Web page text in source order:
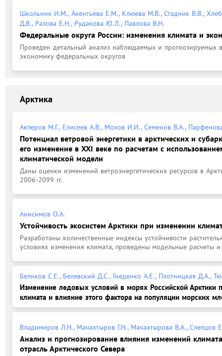
Школьник И.М., Акентьева Е.М., Клюева М.В., Стадник В.В.,
Д.В., Разова Е.Н., Рудакова Ю.Л., Павлова В.Н.
Федеральные округа России: изменения климата и
Проведен детальный анализ наблюдаемых и прогнозируемых
экономику федеральных округов
Арктика
Акперов М.Г., Елисеев А.В., Мохов И.И., Семенов В.А.,
Потенциал ветровой энергетики в арктических и
его изменение в XXI веке по расчетам с
климатической модели
Даны оценки изменений ветроэнергетических ресурсов в
2006-2099 гг.
Анисимов О.А.
Устойчивость экосистем Арктики при изменении
Разработаны количественные индексы устойчивости
условиях изменения климата, проведены модельные расчеты
Беликов С.Е., Белявский Д.С., Гнеденко А.Е., Плотницкая Д.А.,
Изменение ледовых условий в морях Российской Арктики
климата и влияние этого фактора на популяции морских
Владимиров Л.Н., Мачахтыров Г.Н., Мачахтырова В.А., Слепцов
Анализ и прогнозирование влияния изменений
отрасль Арктического Севера